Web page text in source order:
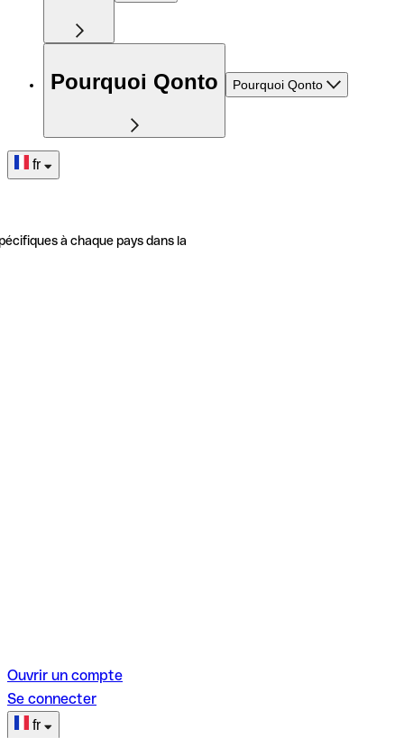
Pourquoi Qonto Pourquoi Qonto
fr
à chaque pays dans la
Ouvrir un compte
Se connecter
fr